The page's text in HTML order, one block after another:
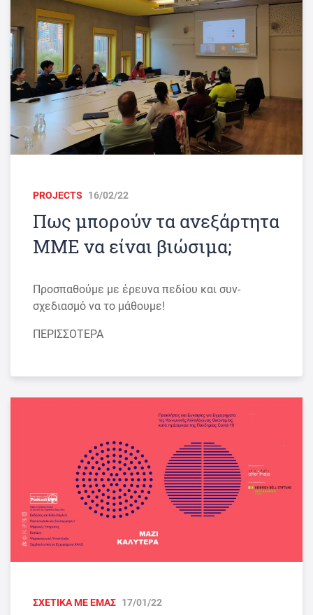
PROJECTS 16/02/22
Πως μπορούν τα ανεξάρτητα
ΜΜΕ να είναι βιώσιμα;
Προσπαθούμε με έρευνα πεδίου και συν-
σχεδιασμό να το μάθουμε!
ΠΕΡΙΣΣΟΤΕΡΑ
ΣΧΕΤΙΚΑ ΜΕ ΕΜΑΣ 17/01/22